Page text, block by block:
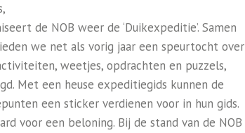
de NOB weer de ‘Duikexpeditie’. Samen
we net als vorig jaar een speurtocht over
weetjes, opdrachten en puzzels,
Met een heuse expeditiegids kunnen de
een sticker verdienen voor in hun gids.
voor een beloning. Bij de stand van de NOB